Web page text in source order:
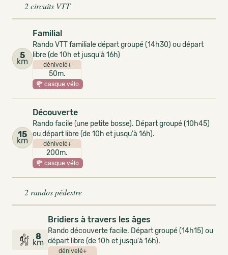
2 circuits VTT
5
km
Familial
Rando VTT familiale départ groupé (14h30) ou départ
libre (de 10h et jusqu'à 16h)
dénivelé+
50m.
casque vélo
15
km
Découverte
Rando facile (une petite bosse). Départ groupé (10h45)
ou départ libre (de 10h et jusqu'à 16h).
dénivelé+
200m.
casque vélo
2 randos pédestre
8
km
Bridiers à travers les âges
Rando découverte facile. Départ groupé (14h15) ou
départ libre (de 10h et jusqu'à 16h).
dénivelé+